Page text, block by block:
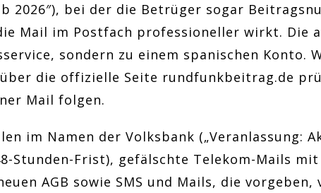
2026″), bei der die Betrüger sogar
Mail im Postfach professioneller wirkt. Die
sondern zu einem spanischen Konto.
die offizielle Seite rundfunkbeitrag.de
Mail folgen.
im Namen der Volksbank („Veranlassung:
Stunden-Frist), gefälschte Telekom-Mails
AGB sowie SMS und Mails, die